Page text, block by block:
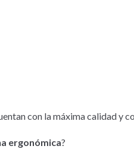
con la máxima calidad y
ergonómica?